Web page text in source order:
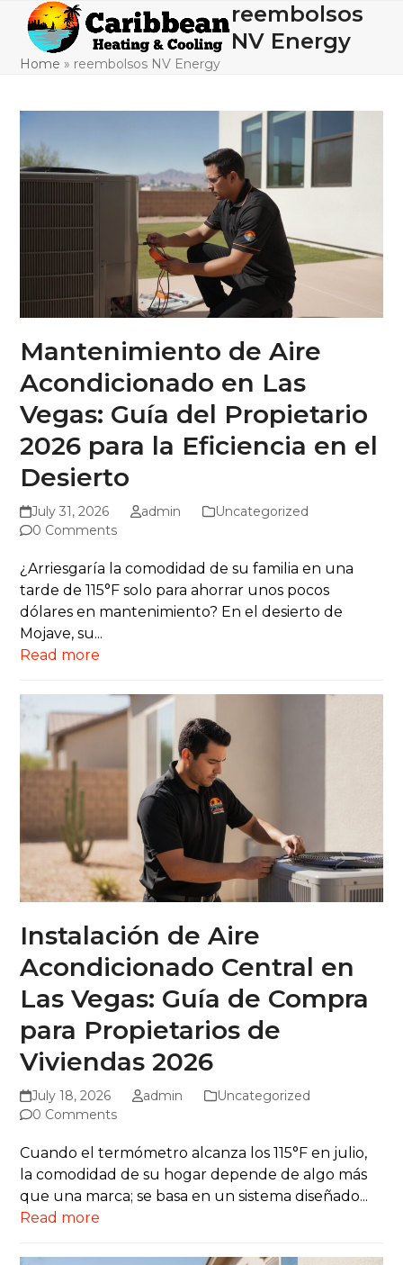
content
Open
mobile
menu
Close
mobile
menu
reembolsos
NV Energy
Home » reembolsos NV Energy
Mantenimiento de Aire
Acondicionado en Las
Vegas: Guía del Propietario
2026 para la Eficiencia en el
Desierto
July 31, 2026 admin
Uncategorized
0 Comments
¿Arriesgaría la comodidad de su familia en una
tarde de 115°F solo para ahorrar unos pocos
dólares en mantenimiento? En el desierto de
Mojave, su...
Read more
Instalación de Aire
Acondicionado Central en
Las Vegas: Guía de Compra
para Propietarios de
Viviendas 2026
July 18, 2026 admin
Uncategorized
0 Comments
Cuando el termómetro alcanza los 115°F en julio,
la comodidad de su hogar depende de algo más
que una marca; se basa en un sistema diseñado...
Read more